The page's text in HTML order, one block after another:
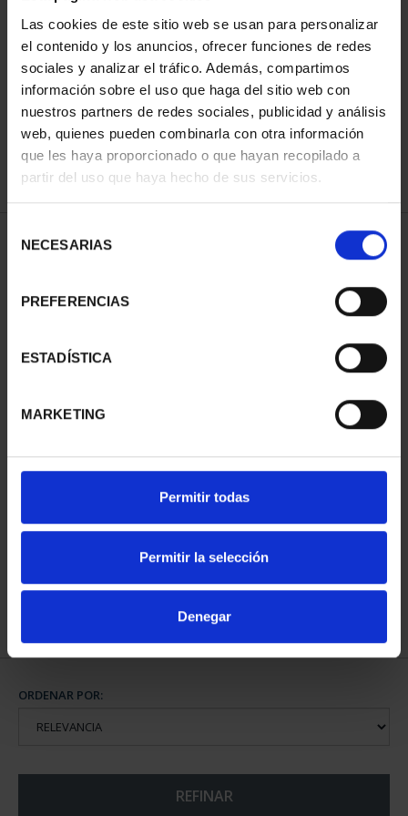
Las cookies de este sitio web se usan para personalizar
el contenido y los anuncios, ofrecer funciones de redes
sociales y analizar el tráfico. Además, compartimos
información sobre el uso que haga del sitio web con
nuestros partners de redes sociales, publicidad y análisis
web, quienes pueden combinarla con otra información
que les haya proporcionado o que hayan recopilado a
partir del uso que haya hecho de sus servicios.
NECESARIAS
PREFERENCIAS
ESTADÍSTICA
MARKETING
Permitir todas
Permitir la selección
Denegar
ORDENAR POR:
REFINAR
1 Productos encontrados
PROCLAMAC...
ORDENAR POR:
REFINAR